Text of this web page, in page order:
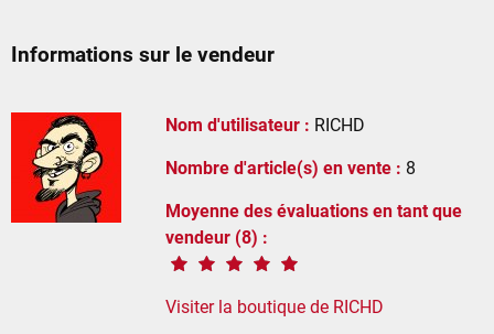
Informations sur le vendeur
Nom d'utilisateur : RICHD
Nombre d'article(s) en vente : 8
Moyenne des évaluations en tant que
vendeur (8) :
Visiter la boutique de RICHD